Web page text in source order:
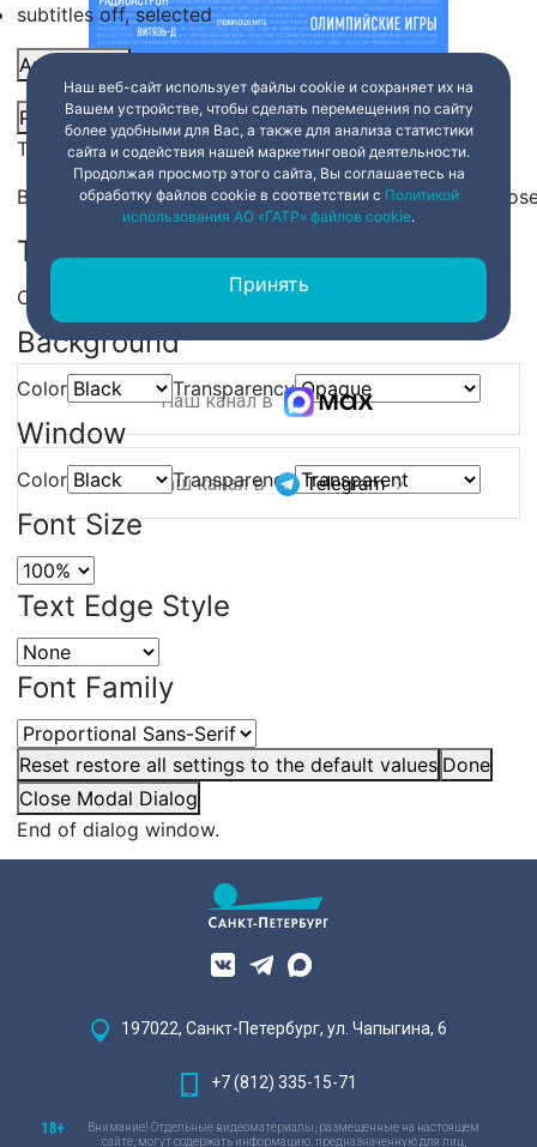
subtitles off, selected
Audio Track
Picture-in-Picture Fullscreen Share
This is a modal window.
Beginning of dialog window. Escape will cancel and
Text
Color Transparency
Background
Color Transparency
Window
Color Transparency
Font Size
Text Edge Style
Font Family
Reset restore all settings to the default values Done
Close Modal Dialog
End of dialog window.
Наш канал в
Наш канал в
Наш веб-сайт использует файлы cookie и сохраняет их на
Вашем устройстве, чтобы сделать перемещения по сайту
более удобными для Вас, а также для анализа статистики
сайта и содействия нашей маркетинговой деятельности.
Продолжая просмотр этого сайта, Вы соглашаетесь на
обработку файлов cookie в соответствии с Политикой
использования АО «ГАТР» файлов cookie.
Принять
197022, Санкт-Петербург, ул. Чапыгина, 6
+7 (812) 335-15-71
Внимание! Отдельные видеоматериалы, размещенные на настоящем
сайте, могут содержать информацию, предназначенную для лиц,